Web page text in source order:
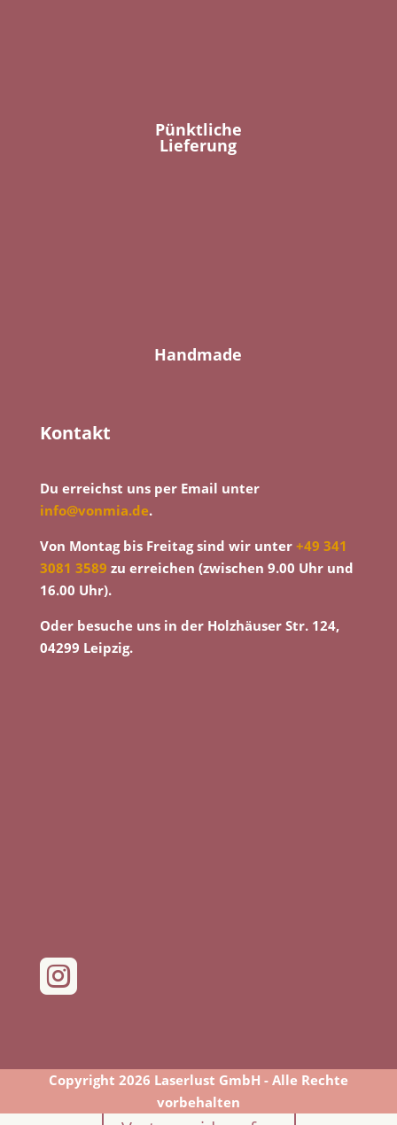
Pünktliche
Lieferung
Handmade
Kontakt
Du erreichst uns per Email unter
info@vonmia.de.
Von Montag bis Freitag sind wir unter +49 341
3081 3589 zu erreichen (zwischen 9.00 Uhr und
16.00 Uhr).
Oder besuche uns in der Holzhäuser Str. 124,
04299 Leipzig.

Copyright 2026 Laserlust GmbH - Alle Rechte
vorbehalten